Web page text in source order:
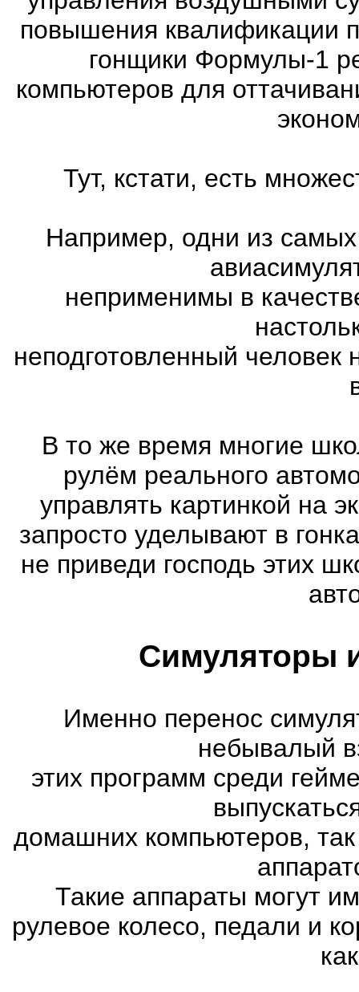
повышения квалификации
гонщики Формулы-1
компьютеров для
Тут, кстати, есть
Например, одни из
неприменимы в
неподготовленный
В то же время многие
рулём реального
управлять картинкой на
запросто уделывают в
не приведи господь этих
Симуляторы
Именно перенос
небывалый
этих программ среди
домашних компьютеров,
Такие аппараты могут
рулевое колесо, педали и